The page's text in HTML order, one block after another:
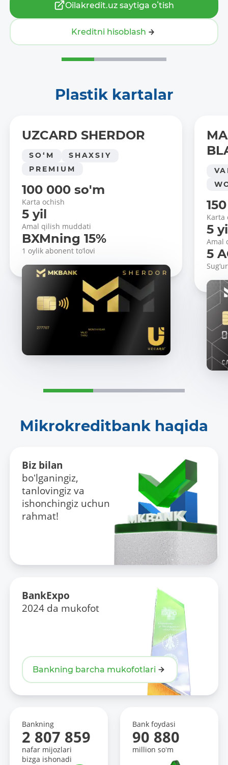
Oilakredit.uz saytiga oʻtish
Kreditni hisoblash
Plastik kartalar
UZCARD SHERDOR
SO‘M
SHAXSIY
PREMIUM
100 000 so'm
Karta ochish
5 yil
Amal qilish muddati
BXMning 15%
1 oylik abonent to‘lovi
Karta
5
Amal
5
Mikrokreditbank haqida
Biz bilan
boʻlganingiz,
tanlovingiz va
ishonchingiz uchun
rahmat!
BankExpo
2024 da mukofot
Bankning barcha mukofotlari
Bankning
2 807 859
nafar mijozlari
bizga ishonadi
Bank foydasi
90 880
million soʻm